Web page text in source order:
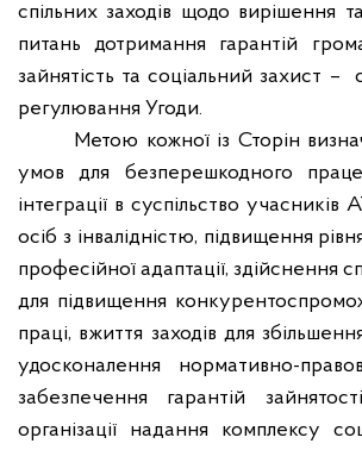
спільних заходів щодо вирішення
питань дотримання гарантій
зайнятість та соціальний захист –
регулювання Угоди.
Метою кожної із Сторін
умов для безперешкодного
інтеграції в суспільство учасників
осіб з інвалідністю, підвищення
професійної адаптації, здійснення
для підвищення
праці, вжиття заходів для
удосконалення нормативно-
забезпечення гарантій
організації надання комплексу